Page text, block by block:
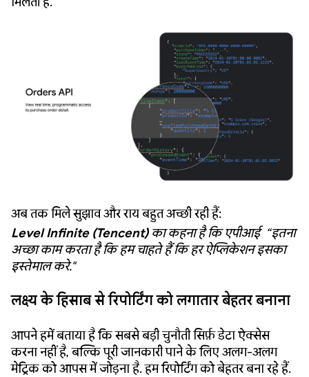
अब तक मिले सुझाव और राय बहुत अच्छी रही हैं:
Level Infinite (Tencent) का कहना है कि एपीआई “इतना
अच्छा काम करता है कि हम चाहते हैं कि हर ऐप्लिकेशन इसका
इस्तेमाल करे."
लक्ष्य के हिसाब से रिपोर्टिंग को लगातार बेहतर बनाना
आपने हमें बताया है कि सबसे बड़ी चुनौती सिर्फ़ डेटा ऐक्सेस
करना नहीं है, बल्कि पूरी जानकारी पाने के लिए अलग-अलग
मेट्रिक को आपस में जोड़ना है. हम रिपोर्टिंग को बेहतर बना रहे हैं.